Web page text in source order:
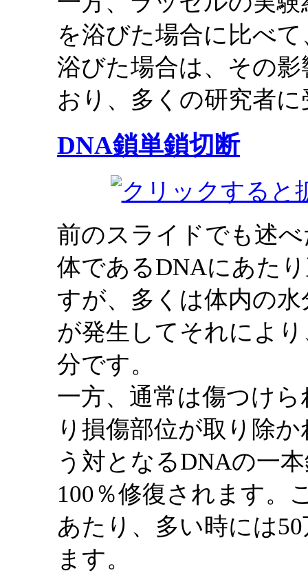
を浴びた場合に比べ
浴びた場合は、その
おり、多くの研究者
DNA鎖単鎖切断
前のスライドでも述
体であるDNAにあた
すが、多くは体内の
が発生してそれによ
分です。
一方、通常は傷つけ
り損傷部位が取り除
う対となるDNAの一
100％修復されます。
あたり、多い時には
ます。